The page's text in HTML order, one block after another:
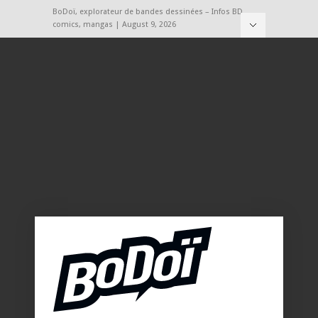
BoDoï, explorateur de bandes dessinées – Infos BD,
comics, mangas | August 9, 2026